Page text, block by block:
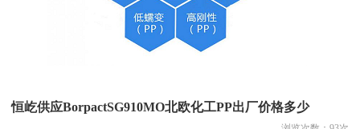
恒屹供应BorpactSG910MO北欧化工PP出厂价格多少